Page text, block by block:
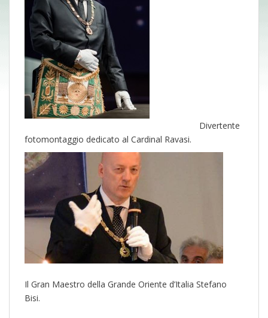
Divertente
fotomontaggio dedicato al Cardinal Ravasi.
Il Gran Maestro della Grande Oriente d’Italia Stefano
Bisi.